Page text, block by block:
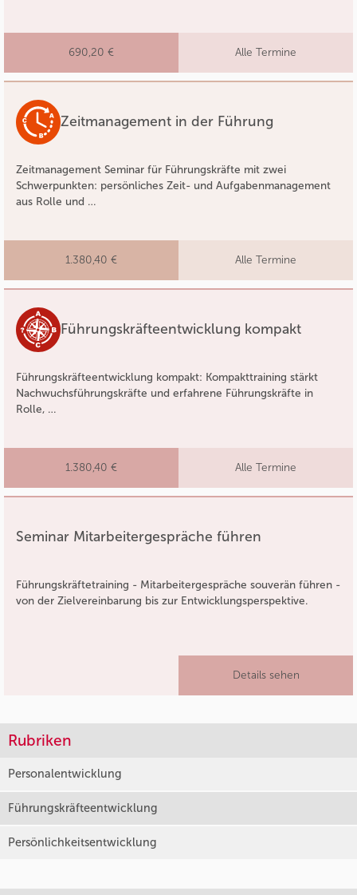
690,20 € Alle Termine
Zeitmanagement in der Führung
Zeitmanagement Seminar für Führungskräfte mit zwei
Schwerpunkten: persönliches Zeit- und Aufgabenmanagement
aus Rolle und …
1.380,40 € Alle Termine
Führungskräfteentwicklung kompakt
Führungskräfteentwicklung kompakt: Kompakttraining stärkt
Nachwuchsführungskräfte und erfahrene Führungskräfte in
Rolle, …
1.380,40 € Alle Termine
Seminar Mitarbeitergespräche führen
Führungskräftetraining - Mitarbeitergespräche souverän führen -
von der Zielvereinbarung bis zur Entwicklungsperspektive.
Details sehen
Rubriken
Personalentwicklung
Führungskräfteentwicklung
Persönlichkeitsentwicklung